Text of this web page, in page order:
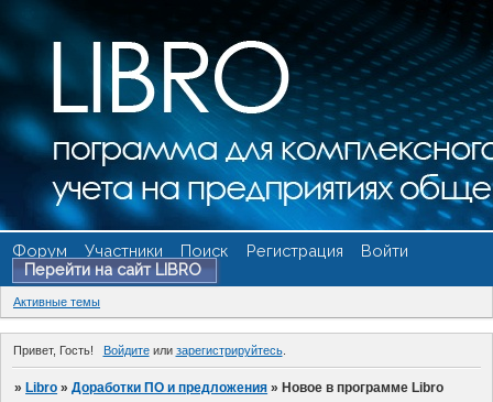
Форум Участники Поиск Регистрация
Войти
Перейти на сайт LIBRO
Активные темы
Привет, Гость! Войдитеили зарегистрируйтесь.
»Libro »Доработки ПО и предложения »Новое в программе Libro